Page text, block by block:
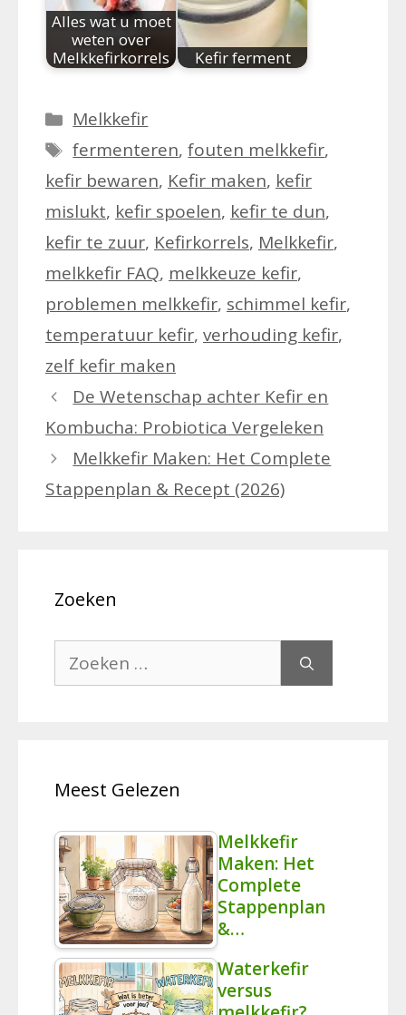
Alles wat u moet
weten over
Melkkefirkorrels
Kefir ferment
Categorieën
Melkkefir
Tags
fermenteren,fouten melkkefir,
kefir bewaren, Kefir maken, kefir
mislukt, kefir spoelen, kefir te dun,
kefir te zuur, Kefirkorrels, Melkkefir,
melkkefir FAQ, melkkeuze kefir,
problemen melkkefir, schimmel kefir,
temperatuur kefir, verhouding kefir,
zelf kefir maken
De Wetenschap achter Kefir en
Kombucha: Probiotica Vergeleken
Melkkefir Maken: Het Complete
Stappenplan & Recept (2026)
Zoeken
Zoek
Meest Gelezen
Melkkefir
Maken: Het
Complete
Stappenplan
&…
Waterkefir
versus